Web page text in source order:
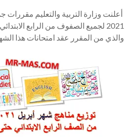
أعلنت وزارة التربية والتعليم مقررات
2021 لجميع الصفوف من الرابع
والذي من المقرر عقد امتحانات هذا الشهر في 26